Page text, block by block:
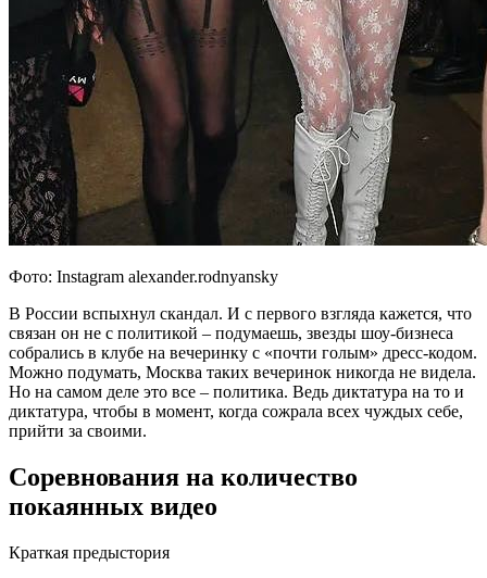
Фото: Instagram alexander.rodnyansky
В России вспыхнул скандал. И с первого взгляда кажется, что
связан он не с политикой – подумаешь, звезды шоу-бизнеса
собрались в клубе на вечеринку с «почти голым» дресс-кодом.
Можно подумать, Москва таких вечеринок никогда не видела.
Но на самом деле это все – политика. Ведь диктатура на то и
диктатура, чтобы в момент, когда сожрала всех чуждых себе,
прийти за своими.
Соревнования на количество
покаянных видео
Краткая предыстория